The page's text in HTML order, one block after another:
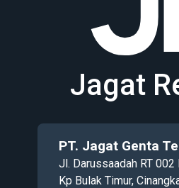
Jagat
PT. Jagat Genta
Jl. Darussaadah RT 002
Kp Bulak Timur,